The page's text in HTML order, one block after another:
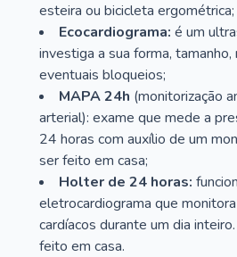
esteira ou bicicleta ergométrica;
Ecocardiograma: é um
investiga a sua forma,
eventuais bloqueios;
MAPA 24h (monitorização
arterial): exame que mede a
24 horas com auxílio de um
ser feito em casa;
Holter de 24 horas:
eletrocardiograma que
cardíacos durante um dia
feito em casa.